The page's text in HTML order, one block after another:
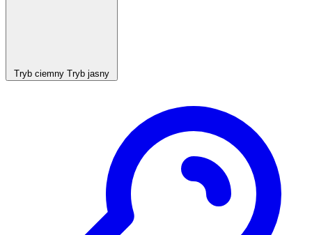
Tryb ciemny Tryb jasny